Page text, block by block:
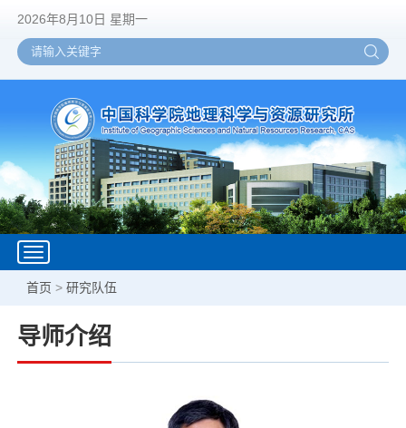
2026年8月10日 星期一
Toggle
navigation
首页 >研究队伍
导师介绍